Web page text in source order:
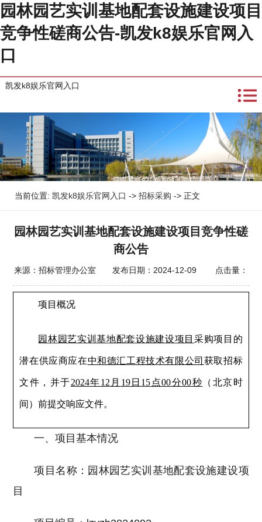
园林园艺实训基地配套设施建设项目
竞争性磋商公告-凯发k8娱乐官网入
口
凯发k8娱乐官网入口
当前位置: 凯发k8娱乐官网入口 -> 招标采购 -> 正文
园林园艺实训基地配套设施建设项目竞争性磋
商公告
来源：招标管理办公室 发布日期：2024-12-09 点击量：
项目概况
园林园艺实训基地配套设施建设项目 采购项目的
潜在供应商应在中和德汇工程技术有限公司 获取招标
文件，并于2024年12 月 19日 15 点00分00秒 （北京时
间）前提交响应文件。
一、项目基本情况
项目名称：园林园艺实训基地配套设施建设项
目